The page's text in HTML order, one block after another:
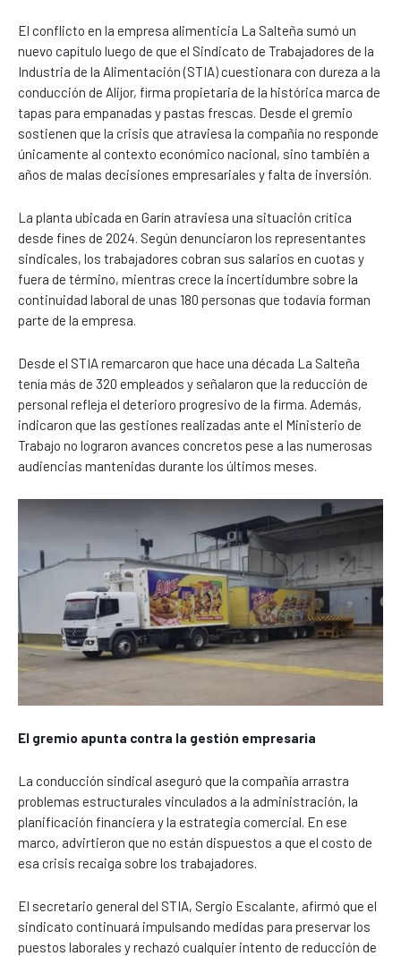
El conflicto en la empresa alimenticia La Salteña sumó un
nuevo capítulo luego de que el Sindicato de Trabajadores de la
Industria de la Alimentación (STIA) cuestionara con dureza a la
conducción de Alijor, firma propietaria de la histórica marca de
tapas para empanadas y pastas frescas. Desde el gremio
sostienen que la crisis que atraviesa la compañía no responde
únicamente al contexto económico nacional, sino también a
años de malas decisiones empresariales y falta de inversión.
La planta ubicada en Garín atraviesa una situación crítica
desde fines de 2024. Según denunciaron los representantes
sindicales, los trabajadores cobran sus salarios en cuotas y
fuera de término, mientras crece la incertidumbre sobre la
continuidad laboral de unas 180 personas que todavía forman
parte de la empresa.
Desde el STIA remarcaron que hace una década La Salteña
tenía más de 320 empleados y señalaron que la reducción de
personal refleja el deterioro progresivo de la firma. Además,
indicaron que las gestiones realizadas ante el Ministerio de
Trabajo no lograron avances concretos pese a las numerosas
audiencias mantenidas durante los últimos meses.
El gremio apunta contra la gestión empresaria
La conducción sindical aseguró que la compañía arrastra
problemas estructurales vinculados a la administración, la
planificación financiera y la estrategia comercial. En ese
marco, advirtieron que no están dispuestos a que el costo de
esa crisis recaiga sobre los trabajadores.
El secretario general del STIA, Sergio Escalante, afirmó que el
sindicato continuará impulsando medidas para preservar los
puestos laborales y rechazó cualquier intento de reducción de